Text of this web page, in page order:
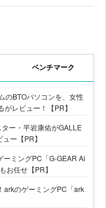
ベンチマーク
のBTOパソコンを、女性
レビュー！【PR】
ー・平岩康佑がGALLE
ー【PR】
ミングPC「G-GEAR Ai
お任せ【PR】
arkのゲーミングPC「ark